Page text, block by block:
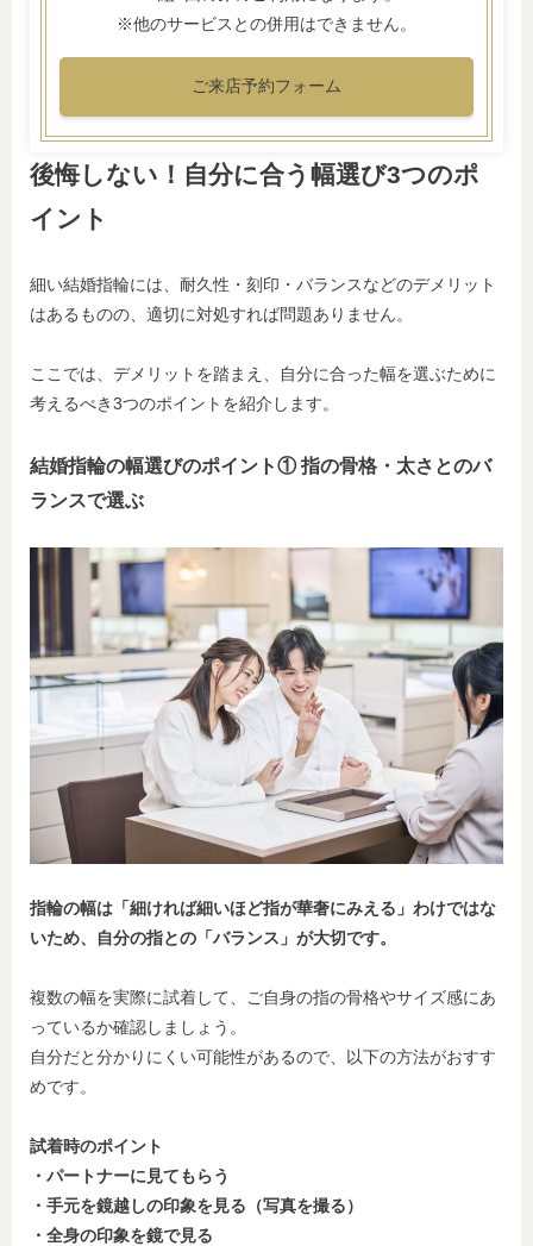
※他のサービスとの併用はできません。
ご来店予約フォーム
後悔しない！自分に合う幅選び3つのポ
イント
細い結婚指輪には、耐久性・刻印・バランスなどのデメリット
はあるものの、適切に対処すれば問題ありません。
ここでは、デメリットを踏まえ、自分に合った幅を選ぶために
考えるべき3つのポイントを紹介します。
結婚指輪の幅選びのポイント① 指の骨格・太さとのバ
ランスで選ぶ
指輪の幅は「細ければ細いほど指が華奢にみえる」わけではな
いため、自分の指との「バランス」が大切です。
複数の幅を実際に試着して、ご自身の指の骨格やサイズ感にあ
っているか確認しましょう。
自分だと分かりにくい可能性があるので、以下の方法がおすす
めです。
試着時のポイント
・パートナーに見てもらう
・手元を鏡越しの印象を見る（写真を撮る）
・全身の印象を鏡で見る